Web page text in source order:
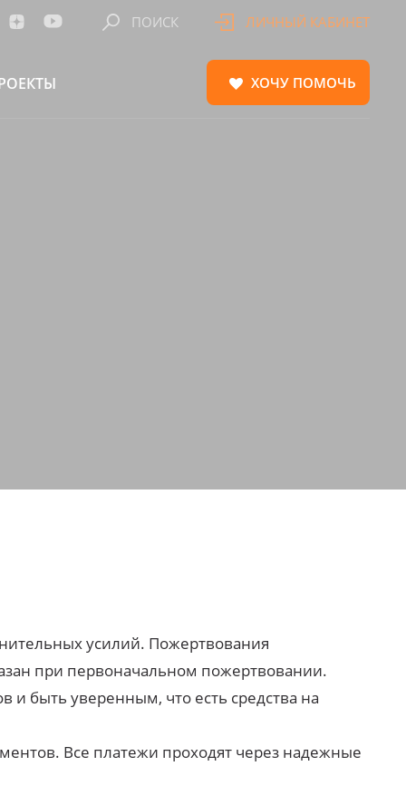
ПОИСК ЛИЧНЫЙ КАБИНЕТ
ХОЧУ ПОМОЧЬ
усилий. Пожертвования
при первоначальном пожертвовании.
быть уверенным, что есть средства на
Все платежи проходят через надежные